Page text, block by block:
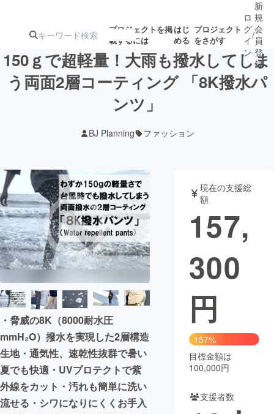
プロジェクトを掲
載するには
はじ
める
プロジェクト
をさがす
注目の新着プロ 募集終了が近いプ
テクノロジー・ガジェット
映像・映画 書籍・雑誌
ビジネス・起業 チャレンジ
まちづくり・地域活性化
CAMPFIRE for Social Good CAMPFIRE Creation
CAMPFIREふるさと納税machi-ya コミュニティ
ロ
グ
イ
ン
/
新
規
会
員
登
録
150ｇで超軽量！大雨も撥水してしま
う両面2層コーティング 「8K撥水パ
ンツ」
BJ Planning ファッション
・脅威の8K（8000耐水圧
mmH₂O）撥水を実現した2層構造
生地・通気性、速乾性抜群で暑い
夏でも快適・UVプロテクトで紫
外線をカット・汚れも簡単に洗い
流せる・シワになりにくくお手入
現在の支援総
額
157,
300
円
157%
目標金額は
100,000円
支援者数